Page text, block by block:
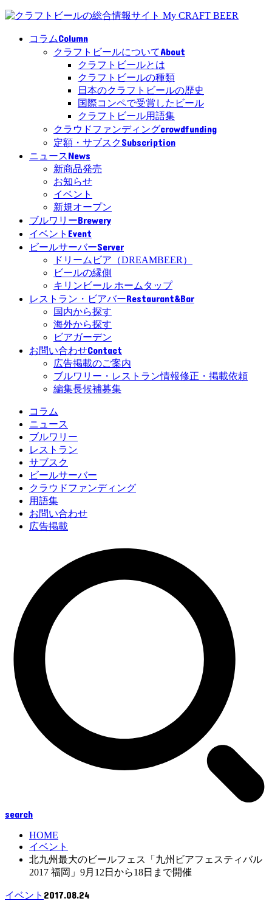
コラムColumn
クラフトビールについてAbout
クラフトビールとは
クラフトビールの種類
日本のクラフトビールの歴史
国際コンペで受賞したビール
クラフトビール用語集
クラウドファンディングcrowdfunding
定額・サブスクSubscription
ニュースNews
新商品発売
お知らせ
イベント
新規オープン
ブルワリーBrewery
イベント Event
ビールサーバーServer
ドリームビア（DREAMBEER）
ビールの縁側
キリンビール ホームタップ
レストラン・ビアバーRestaurant&Bar
国内から探す
海外から探す
ビアガーデン
お問い合わせContact
広告掲載のご案内
ブルワリー・レストラン情報修正・掲載依頼
編集長候補募集
コラム
ニュース
ブルワリー
レストラン
サブスク
ビールサーバー
クラウドファンディング
用語集
お問い合わせ
広告掲載
search
HOME
イベント
北九州最大のビールフェス「九州ビアフェスティバル
2017 福岡」9月12日から18日まで開催
イベント 2017.08.24